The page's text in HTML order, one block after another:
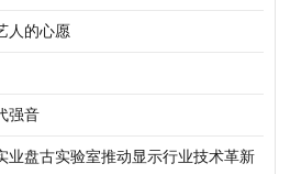
人的心愿
强音
业盘古实验室推动显示行业技术革新